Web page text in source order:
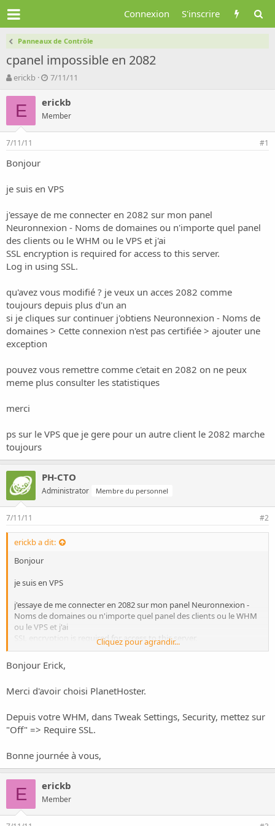
Connexion S'inscrire
Panneaux de Contrôle
cpanel impossible en 2082
A
t
r
d
l
d
c
u
s
s
i
o
n
erickb
D
t
d
e
t
7/11/11
E erickb
Member
7/11/11 #1
Bonjour
je suis en VPS
j'essaye de me connecter en 2082 sur mon panel
Neuronnexion - Noms de domaines ou n'importe quel panel
des clients ou le WHM ou le VPS et j'ai
SSL encryption is required for access to this server.
Log in using SSL.
qu'avez vous modifié ? je veux un acces 2082 comme
toujours depuis plus d'un an
si je cliques sur continuer j'obtiens Neuronnexion - Noms de
domaines > Cette connexion n'est pas certifiée > ajouter une
exception
pouvez vous remettre comme c'etait en 2082 on ne peux
meme plus consulter les statistiques
merci
ps sur le VPS que je gere pour un autre client le 2082 marche
toujours
PH-CTO
Administrator Membre du personnel
7/11/11 #2
erickb a dit:
Bonjour
je suis en VPS
j'essaye de me connecter en 2082 sur mon panel Neuronnexion -
Noms de domainesou n'importe quel panel des clients ou le WHM
ou le VPS et j'ai
SSL encryption is required for access to this server.
Log in using SSL.
qu'avez vous modifié ? je veux un acces 2082 comme toujours
si je cliques sur continuer j'obtiensNeuronnexion - Noms de
exception
pouvez vous remettre comme c'etait en 2082 on ne peux meme
merci
ps sur le VPS que je gere pour un autre client le 2082 marche
toujours
Cliquez pour agrandir...
Bonjour Erick,
Merci d'avoir choisi PlanetHoster.
Depuis votre WHM, dans Tweak Settings, Security, mettez sur
"Off" => Require SSL.
Bonne journée à vous,
E erickb
Member